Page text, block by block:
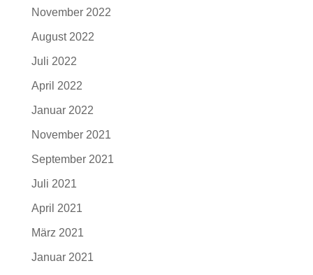
November 2022
August 2022
Juli 2022
April 2022
Januar 2022
November 2021
September 2021
Juli 2021
April 2021
März 2021
Januar 2021